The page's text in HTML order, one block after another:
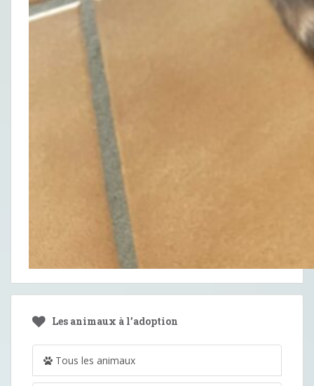
Les animaux à l’adoption
Tous les animaux